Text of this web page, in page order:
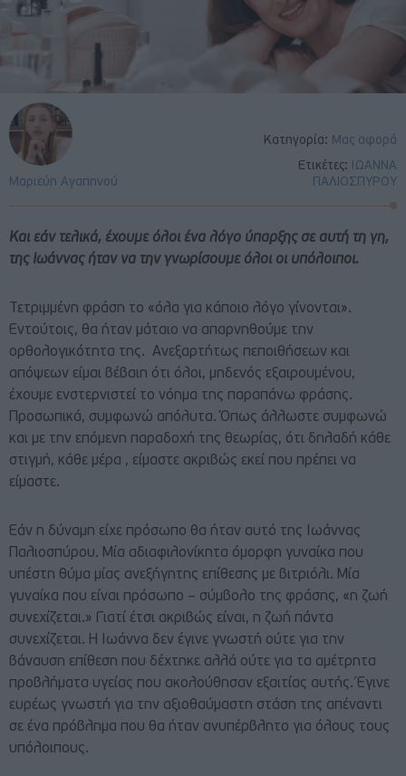
Κατηγορία: Μας αφορά
Ετικέτες: ΙΩΑΝΝΑ
ΠΑΛΙΟΣΠΥΡΟΥ
Μαριεύη Αγαπηνού
Και εάν τελικά, έχουμε όλοι ένα λόγο ύπαρξης σε αυτή τη γη,
της Ιωάννας ήταν να την γνωρίσουμε όλοι οι υπόλοιποι.
Τετριμμένη φράση το «όλα για κάποιο λόγο γίνονται».
Εντούτοις, θα ήταν μάταιο να απαρνηθούμε την
ορθολογικότητα της. Ανεξαρτήτως πεποιθήσεων και
απόψεων είμαι βέβαιη ότι όλοι, μηδενός εξαιρουμένου,
έχουμε ενστερνιστεί το νόημα της παραπάνω φράσης.
Προσωπικά, συμφωνώ απόλυτα. Όπως άλλωστε συμφωνώ
και με την επόμενη παραδοχή της θεωρίας, ότι δηλαδή κάθε
στιγμή, κάθε μέρα , είμαστε ακριβώς εκεί που πρέπει να
είμαστε.
Εάν η δύναμη είχε πρόσωπο θα ήταν αυτό της Ιωάννας
Παλιοσπύρου. Μία αδιαφιλονίκητα όμορφη γυναίκα που
υπέστη θύμα μίας ανεξήγητης επίθεσης με βιτριόλι. Μία
γυναίκα που είναι πρόσωπο – σύμβολο της φράσης, «η ζωή
συνεχίζεται.» Γιατί έτσι ακριβώς είναι, η ζωή πάντα
συνεχίζεται. Η Ιωάννα δεν έγινε γνωστή ούτε για την
βάναυση επίθεση που δέχτηκε αλλά ούτε για τα αμέτρητα
προβλήματα υγείας που ακολούθησαν εξαιτίας αυτής. Έγινε
ευρέως γνωστή για την αξιοθαύμαστη στάση της απέναντι
σε ένα πρόβλημα που θα ήταν ανυπέρβλητο για όλους τους
υπόλοιπους.